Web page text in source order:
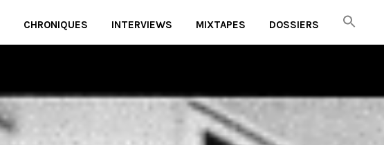
CHRONIQUES INTERVIEWS MIXTAPES DOSSIERS